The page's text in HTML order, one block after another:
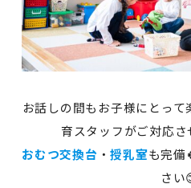
お話しの間もお子様にとっ
育スタッフがご対応
おむつ交換台 ・授乳室も完備
さい